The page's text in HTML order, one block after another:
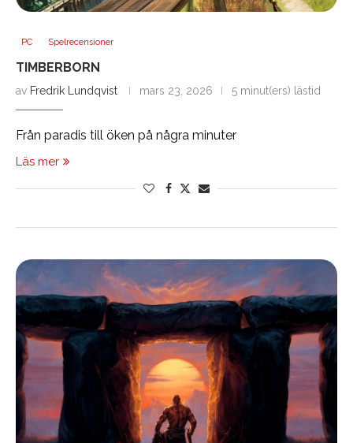
PC Spelrecensioner
TIMBERBORN
av Fredrik Lundqvist mars 23, 2026 5 minut(ers) lästid
Från paradis till öken på några minuter
Läs mer